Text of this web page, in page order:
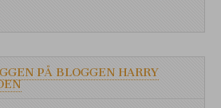
PÅ BLOGGEN HARRY